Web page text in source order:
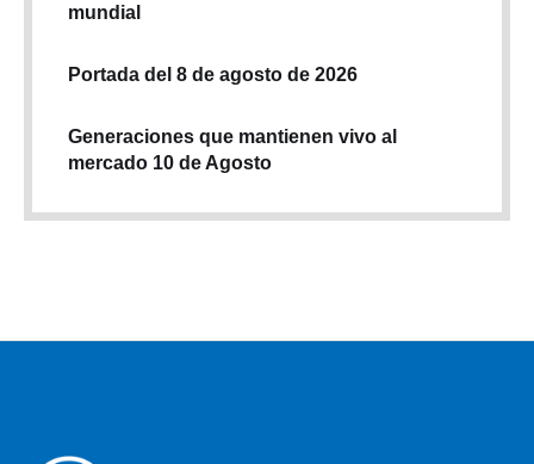
mundial
Portada del 8 de agosto de 2026
Generaciones que mantienen vivo al
mercado 10 de Agosto